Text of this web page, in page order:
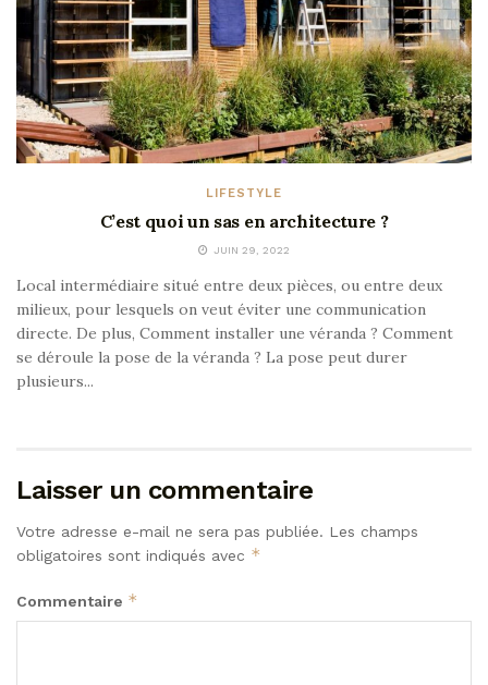
LIFESTYLE
C’est quoi un sas en architecture ?
JUIN 29, 2022
Local intermédiaire situé entre deux pièces, ou entre deux
milieux, pour lesquels on veut éviter une communication
directe. De plus, Comment installer une véranda ? Comment
se déroule la pose de la véranda ? La pose peut durer
plusieurs...
Laisser un commentaire
Votre adresse e-mail ne sera pas publiée. Les champs
obligatoires sont indiqués avec *
Commentaire *